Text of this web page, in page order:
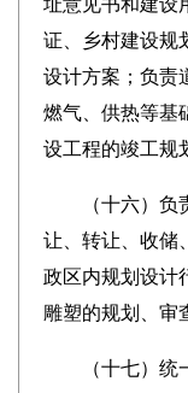
址意见书和建设
证、乡村建设规
设计方案；负责
燃气、供热等基
设工程的竣工规
（十六）负责
让、转让、收储
政区内规划设计
雕塑的规划、审
（十七）统一